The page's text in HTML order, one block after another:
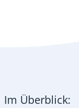
Im Überblick: